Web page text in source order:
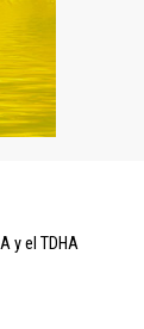
y el TDHA